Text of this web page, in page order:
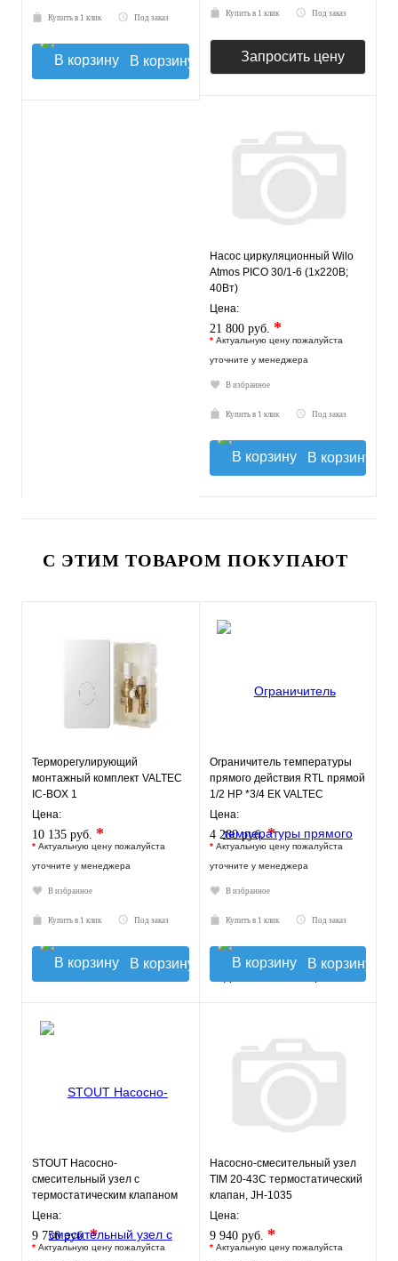
Купить в 1 клик Под заказ
В корзину
Купить в 1 клик Под заказ
Запросить цену
Насос циркуляционный Wilo
Atmos PICO 30/1-6 (1х220В;
40Вт)
Цена:
21 800 руб. *
* Актуальную цену пожалуйста
уточните у менеджера
В избранное
Купить в 1 клик Под заказ
В корзину
С ЭТИМ ТОВАРОМ ПОКУПАЮТ
Терморегулирующий
монтажный комплект VALTEC
IC-BOX 1
Цена:
10 135 руб. *
* Актуальную цену пожалуйста
уточните у менеджера
В избранное
Купить в 1 клик Под заказ
В корзину
Ограничитель температуры
прямого действия RTL прямой
1/2 НР *3/4 ЕК VALTEC
Цена:
4 280 руб.*
* Актуальную цену пожалуйста
уточните у менеджера
В избранное
Купить в 1 клик Под заказ
В корзину
STOUT Насосно-
смесительный узел с
термостатическим клапаном
20-43°C и
жидкокристаллическим
термомет
Цена:
9 750 руб.*
* Актуальную цену пожалуйста
Насосно-смесительный узел
TIM 20-43С термостатический
клапан, JH-1035
Цена:
9 940 руб. *
* Актуальную цену пожалуйста